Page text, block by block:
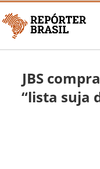
JBS
“lista suja